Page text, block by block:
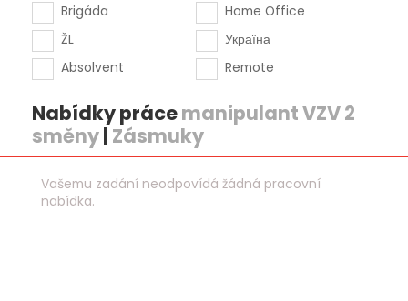
Brigáda
ŽL
Absolvent
Home Office
Україна
Remote
Nabídky prácemanipulant VZV 2
směny| Zásmuky
Vašemu zadání neodpovídá žádná pracovní
nabídka.